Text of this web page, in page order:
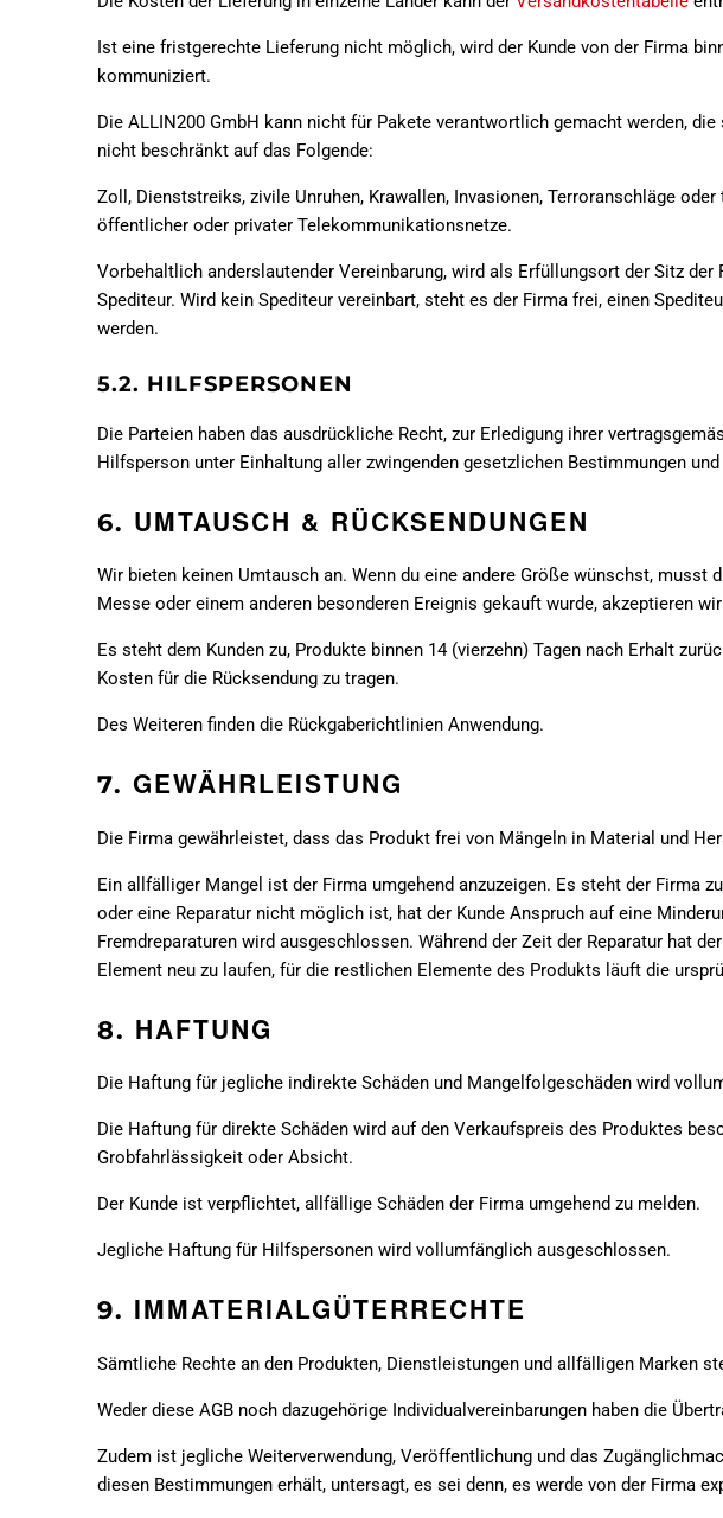
Ist eine fristgerechte Lieferung nicht möglich, wird der Kunde von der Firma
kommuniziert.
Die ALLIN200 GmbH kann nicht für Pakete verantwortlich gemacht werden,
nicht beschränkt auf das Folgende:
Zoll, Dienststreiks, zivile Unruhen, Krawallen, Invasionen, Terroranschläge
öffentlicher oder privater Telekommunikationsnetze.
Vorbehaltlich anderslautender Vereinbarung, wird als Erfüllungsort der Sitz
Spediteur. Wird kein Spediteur vereinbart, steht es der Firma frei, einen
werden.
5.2. HILFSPERSONEN
Die Parteien haben das ausdrückliche Recht, zur Erledigung ihrer
Hilfsperson unter Einhaltung aller zwingenden gesetzlichen Bestimmungen
6. UMTAUSCH & RÜCKSENDUNGEN
Wir bieten keinen Umtausch an. Wenn du eine andere Größe wünschst,
Messe oder einem anderen besonderen Ereignis gekauft wurde, akzeptieren
Es steht dem Kunden zu, Produkte binnen 14 (vierzehn) Tagen nach Erhalt
Kosten für die Rücksendung zu tragen.
Des Weiteren finden die Rückgaberichtlinien Anwendung.
7. GEWÄHRLEISTUNG
Die Firma gewährleistet, dass das Produkt frei von Mängeln in Material und
Ein allfälliger Mangel ist der Firma umgehend anzuzeigen. Es steht der Firma
oder eine Reparatur nicht möglich ist, hat der Kunde Anspruch auf eine
Fremdreparaturen wird ausgeschlossen. Während der Zeit der Reparatur hat
Element neu zu laufen, für die restlichen Elemente des Produkts läuft die
8. HAFTUNG
Die Haftung für jegliche indirekte Schäden und Mangelfolgeschäden wird
Die Haftung für direkte Schäden wird auf den Verkaufspreis des Produktes
Grobfahrlässigkeit oder Absicht.
Der Kunde ist verpflichtet, allfällige Schäden der Firma umgehend zu melden.
Jegliche Haftung für Hilfspersonen wird vollumfänglich ausgeschlossen.
9. IMMATERIALGÜTERRECHTE
Sämtliche Rechte an den Produkten, Dienstleistungen und allfälligen Marken
Weder diese AGB noch dazugehörige Individualvereinbarungen haben die
Zudem ist jegliche Weiterverwendung, Veröffentlichung und das
diesen Bestimmungen erhält, untersagt, es sei denn, es werde von der Firma